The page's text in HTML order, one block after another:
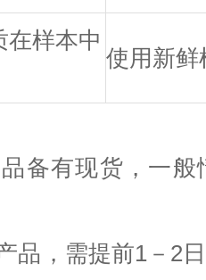
在样本中
使用新鲜
备有现货，一
品，需提前1－2